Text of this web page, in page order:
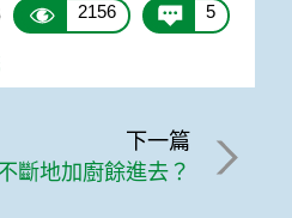
2156 5
下一篇
斷地加廚餘進去？